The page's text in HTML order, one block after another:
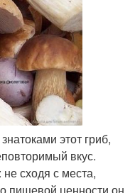
этот гриб,
вкус.
сходя с места,
пищевой ценности он